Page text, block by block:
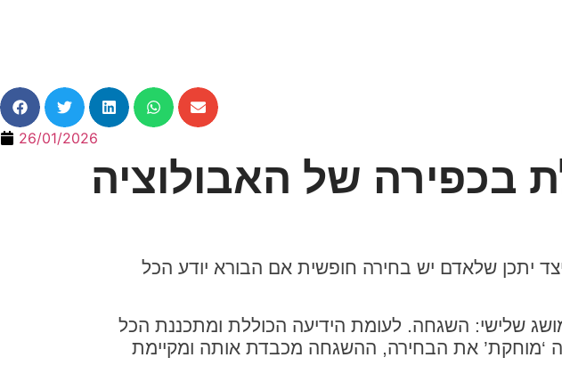
26/01/2026
יתכן שלאדם יש בחירה חופשית אם הבורא יודע הכל
שלישי: השגחה. לעומת הידיעה הכוללת ומתכננת הכל
‘מוחקת’ את הבחירה, ההשגחה מכבדת אותה ומקיימת